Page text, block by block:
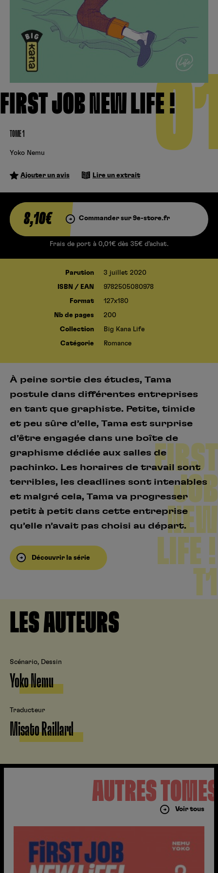
FIRST JOB NEW LIFE !
TOME 1
Yoko Nemu
Ajouter un avis Lire un extrait
8,10€ Commander sur 9e-store.fr
Frais de port à 0,01€ dès 35€ d’achat.
Parution 3 juillet 2020
ISBN / EAN 9782505080978
Format 127x180
Nb de pages 200
Collection Big Kana Life
Catégorie Romance
À peine sortie des études, Tama
postule dans différentes entreprises
en tant que graphiste. Petite, timide
et peu sûre d’elle, Tama est surprise
d’être engagée dans une boîte de
graphisme dédiée aux salles de
pachinko. Les horaires de travail sont
terribles, les deadlines sont intenables
et malgré cela, Tama va progresser
petit à petit dans cette entreprise
qu’elle n’avait pas choisi au départ.
Découvrir la série
FIRST
JOB
NEW
LIFE !
T1
LES AUTEURS
Scénario, Dessin
Yoko Nemu
Traducteur
Misato Raillard
AUTRES
Voir tous
Se connecter S’inscrire
Hunter x Hunter
Fire Force
Black Butler